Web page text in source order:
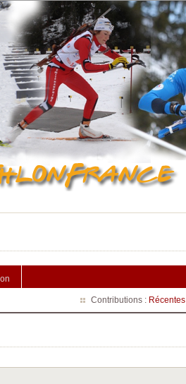
Contributions : Récentes